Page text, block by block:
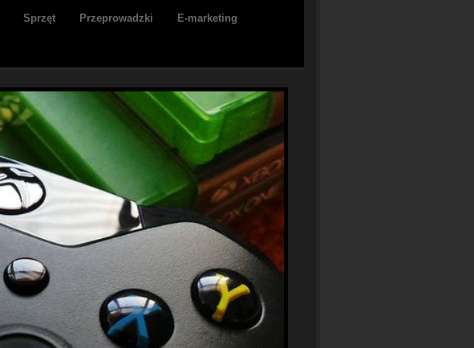
Sprzęt Przeprowadzki E-marketing